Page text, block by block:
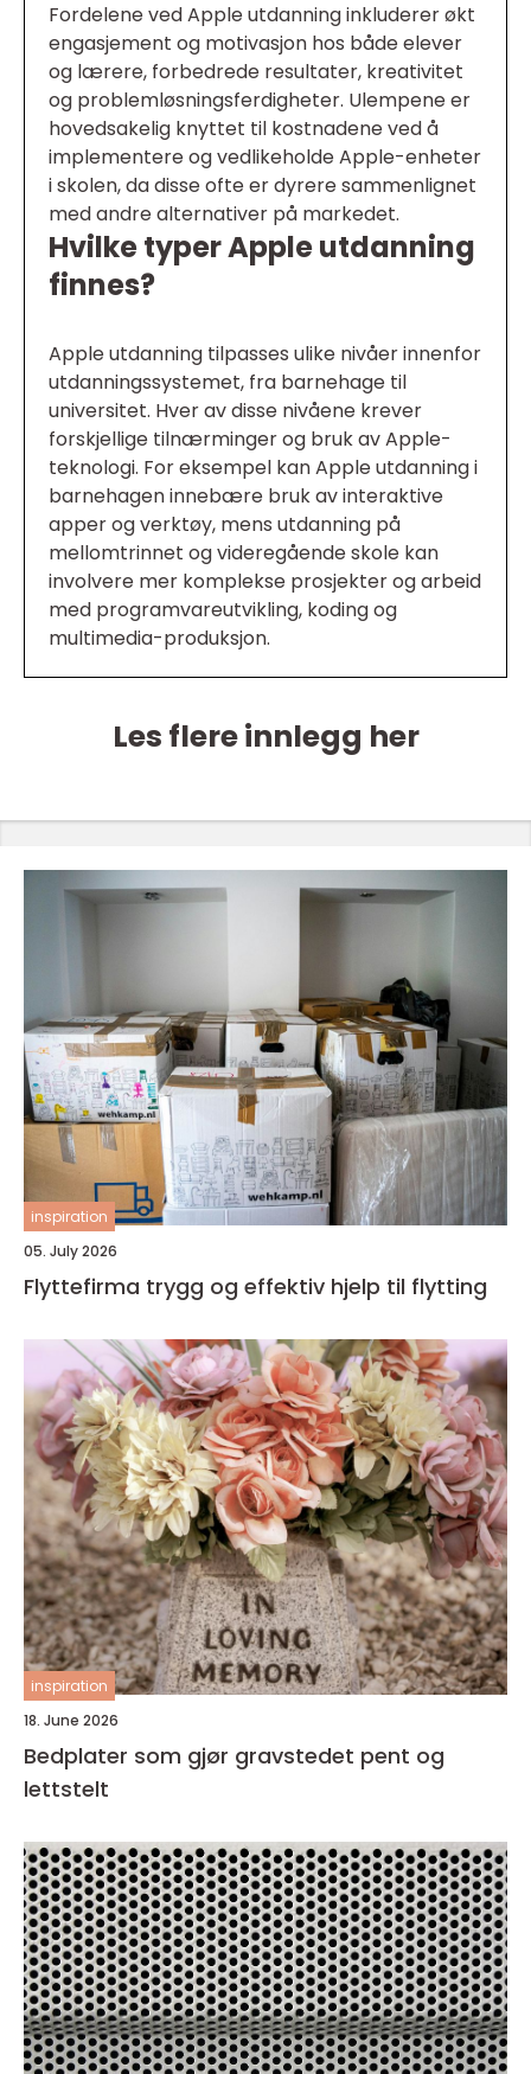
Fordelene ved Apple utdanning inkluderer økt
engasjement og motivasjon hos både elever
og lærere, forbedrede resultater, kreativitet
og problemløsningsferdigheter. Ulempene er
hovedsakelig knyttet til kostnadene ved å
implementere og vedlikeholde Apple-enheter
i skolen, da disse ofte er dyrere sammenlignet
med andre alternativer på markedet.
Hvilke typer Apple utdanning
finnes?
Apple utdanning tilpasses ulike nivåer innenfor
utdanningssystemet, fra barnehage til
universitet. Hver av disse nivåene krever
forskjellige tilnærminger og bruk av Apple-
teknologi. For eksempel kan Apple utdanning i
barnehagen innebære bruk av interaktive
apper og verktøy, mens utdanning på
mellomtrinnet og videregående skole kan
involvere mer komplekse prosjekter og arbeid
med programvareutvikling, koding og
multimedia-produksjon.
Les flere innlegg her
inspiration
05. July 2026
Flyttefirma trygg og effektiv hjelp til flytting
inspiration
18. June 2026
Bedplater som gjør gravstedet pent og
lettstelt